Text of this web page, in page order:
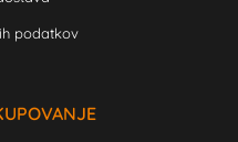
podatkov